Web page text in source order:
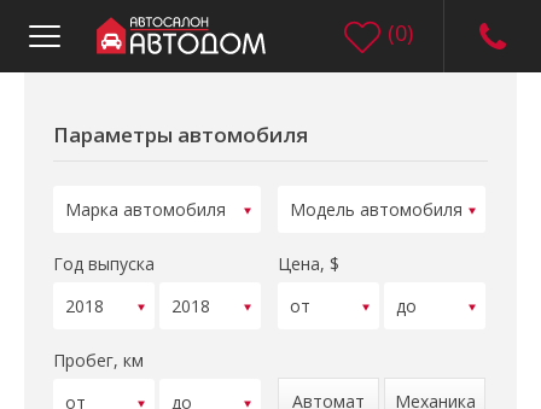
(0)
Параметры автомобиля
Год выпуска Цена, $
Пробег, км
Автомат
Механика